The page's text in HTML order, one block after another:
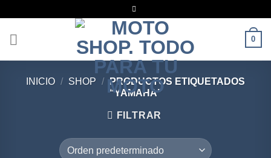
contenido
0
INICIO / SHOP / PRODUCTOS ETIQUETADOS
“YAMAHA”
FILTRAR